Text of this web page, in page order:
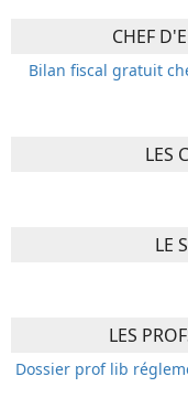
CHEF
Bilan fiscal gratuit
LES
LE
LES
Dossier prof lib